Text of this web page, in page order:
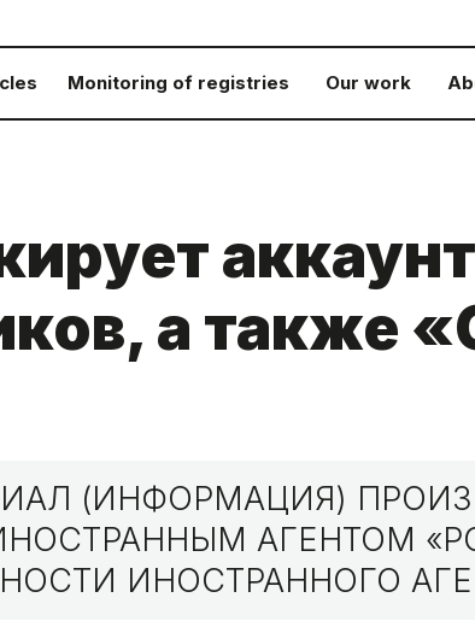
Monitoring of registries Our work
а также
(ИНФОРМАЦИЯ)
АГЕНТОМ
ИНОСТРАННОГО